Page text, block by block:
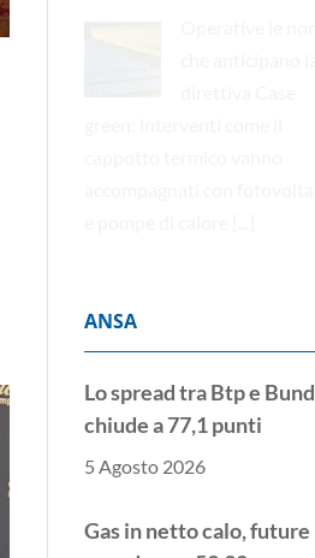
ANSA
Lo spread tra Btp e Bund
chiude a 77,1 punti
5 Agosto 2026
Gas in netto calo, future